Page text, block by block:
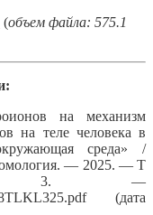
(объем файла: 575.1
на механизм
на теле человека в
среда» /
— 2025. — Т
—
(дата